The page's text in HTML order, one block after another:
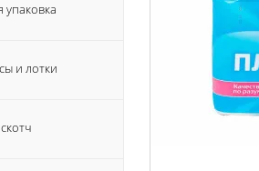
упаковка
и лотки